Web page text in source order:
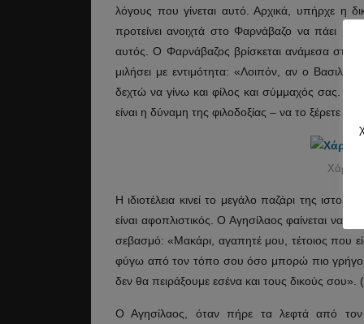
λόγους που γίνεται αυτό. Αρχικά, υπήρχε η
προτείνει ανοιχτά στο Φαρνάβαζο να πάει με
αυτός. Ο Φαρνάβαζος βρίσκεται ανάμεσα στις
μιλήσει με εντιμότητα: «Λοιπόν, αν ο
δεχτώ να γίνω και φίλος και σύμμαχός σας. Αν
είναι η δύναμη της φιλοδοξίας – να το ξέρετε
Χάρτης
Η ιδιοτέλεια κινεί το μεγάλο παζάρι της
είναι αφοπλιστικός. Ο Αγησίλαος φαίνεται να
σεβασμό: «Μακάρι, αγαπητέ μου, τέτοιος που
φύγω από τον τόπο σου όσο μπορώ πιο
δεν θα πειράξουμε εσένα και τους δικούς σου».
Ο Αγησίλαος, όταν πήρε τα λεφτά από τον